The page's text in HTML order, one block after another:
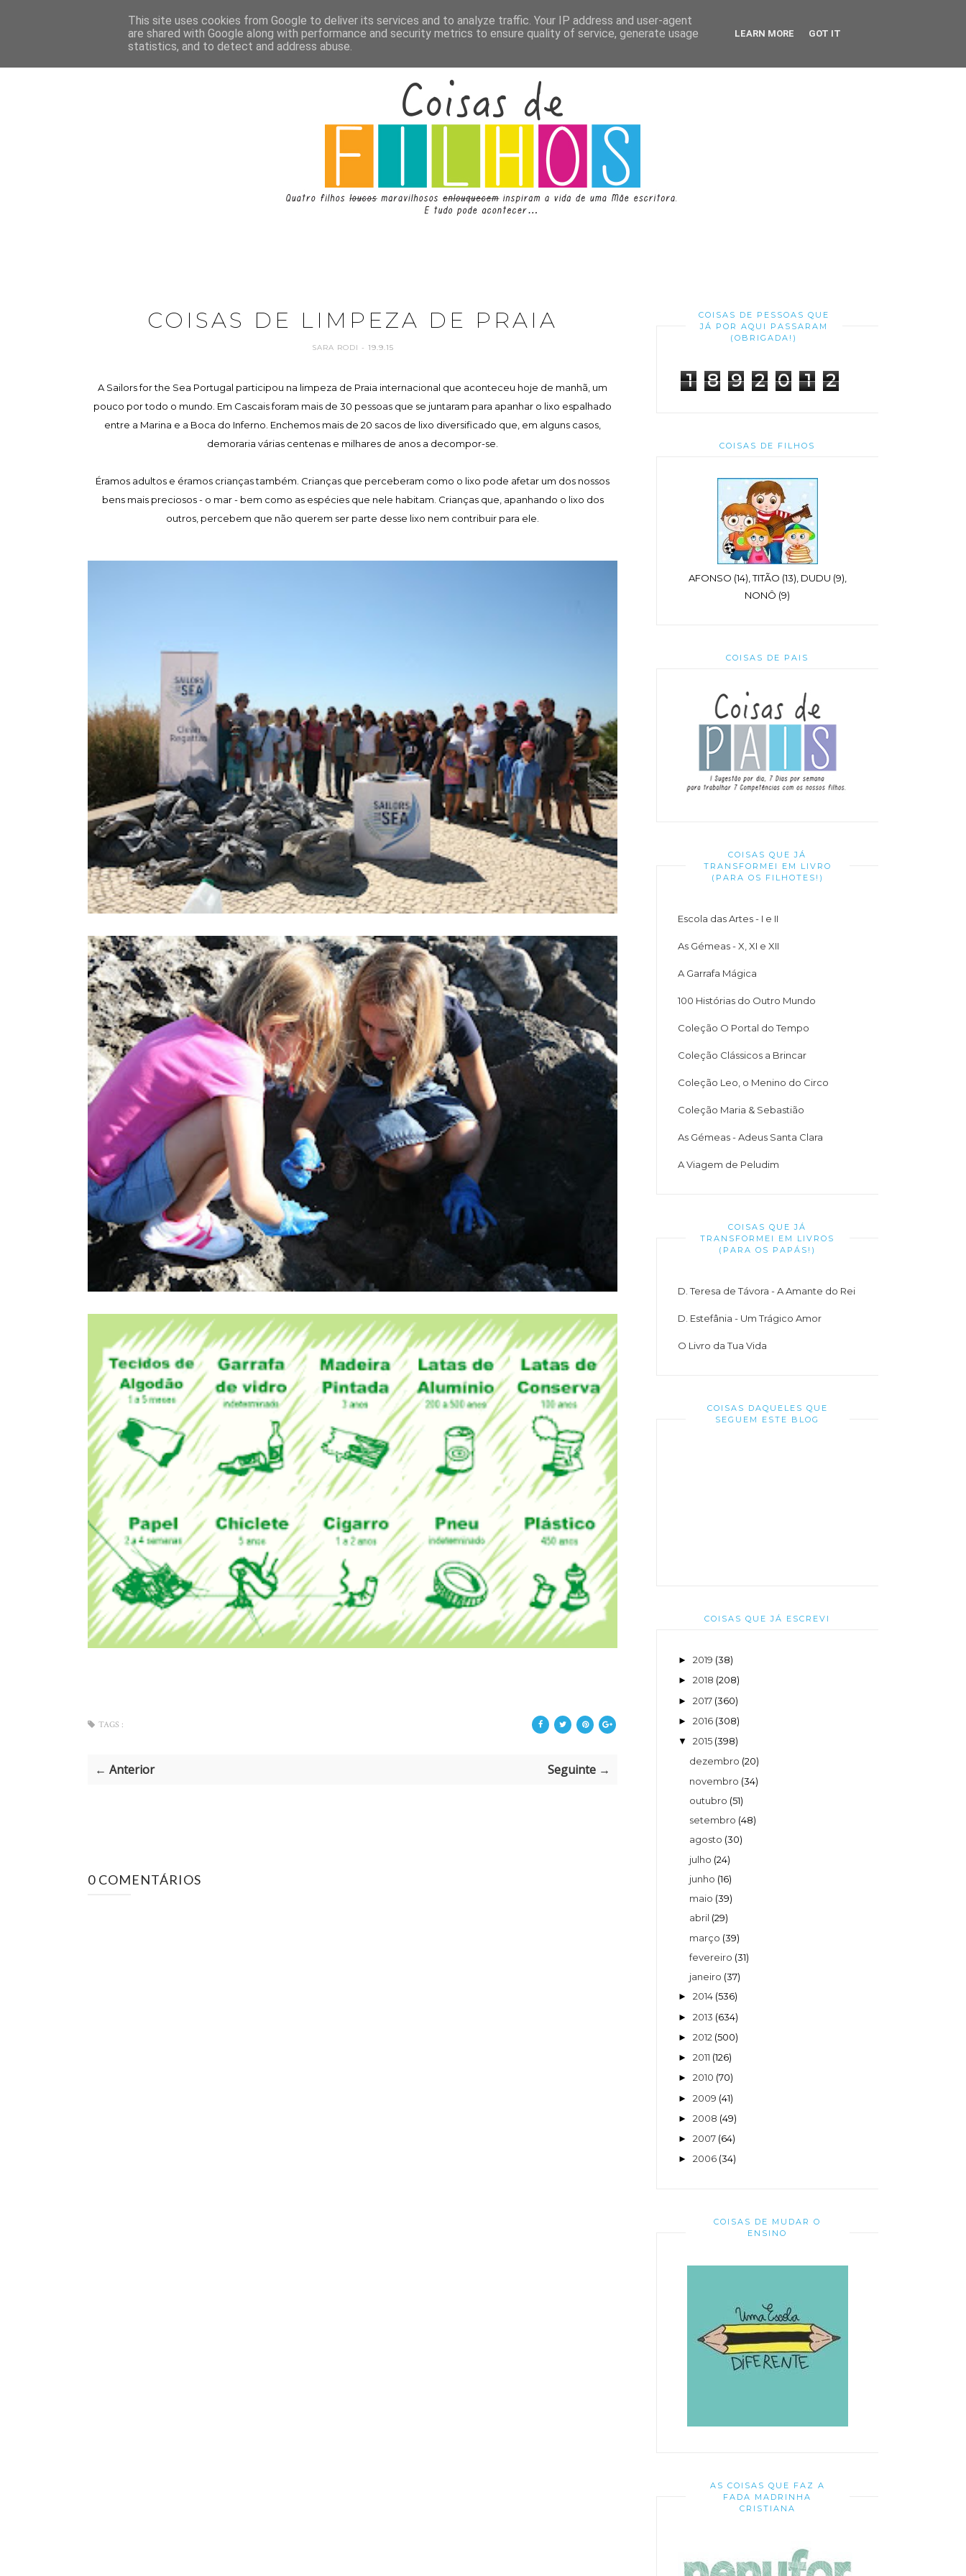
COISAS DE LIMPEZA DE PRAIA
SARA RODI - 19.9.15
A Sailors for the Sea Portugal participou na limpeza de Praia internacional que aconteceu hoje de manhã, um
pouco por todo o mundo. Em Cascais foram mais de 30 pessoas que se juntaram para apanhar o lixo espalhado
entre a Marina e a Boca do Inferno. Enchemos mais de 20 sacos de lixo diversificado que, em alguns casos,
demoraria várias centenas e milhares de anos a decompor-se.
Éramos adultos e éramos crianças também. Crianças que perceberam como o lixo pode afetar um dos nossos
bens mais preciosos - o mar - bem como as espécies que nele habitam. Crianças que, apanhando o lixo dos
outros, percebem que não querem ser parte desse lixo nem contribuir para ele.
TAGS :
← Anterior Seguinte →
0 COMENTÁRIOS
COISAS DE PESSOAS QUE
JÁ POR AQUI PASSARAM
(OBRIGADA!)
1 8 9 2 0 1 2
COISAS DE FILHOS
AFONSO (14), TITÃO (13), DUDU (9),
NONÔ (9)
COISAS DE PAIS
COISAS QUE JÁ
TRANSFORMEI EM LIVRO
(PARA OS FILHOTES!)
Escola das Artes - I e II
As Gémeas - X, XI e XII
A Garrafa Mágica
100 Histórias do Outro Mundo
Coleção O Portal do Tempo
Coleção Clássicos a Brincar
Coleção Leo, o Menino do Circo
Coleção Maria & Sebastião
As Gémeas - Adeus Santa Clara
A Viagem de Peludim
COISAS QUE JÁ
TRANSFORMEI EM LIVROS
(PARA OS PAPÁS!)
D. Teresa de Távora - A Amante do Rei
D. Estefânia - Um Trágico Amor
O Livro da Tua Vida
COISAS DAQUELES QUE
SEGUEM ESTE BLOG
COISAS QUE JÁ ESCREVI
► 2019 (38)
► 2018 (208)
► 2017 (360)
► 2016 (308)
▼ 2015 (398)
dezembro (20)
novembro (34)
outubro (51)
setembro (48)
agosto (30)
julho (24)
junho (16)
maio (39)
abril (29)
março (39)
fevereiro (31)
janeiro (37)
► 2014 (536)
► 2013 (634)
► 2012 (500)
► 2011 (126)
► 2010 (70)
► 2009 (41)
► 2008 (49)
► 2007 (64)
► 2006 (34)
COISAS DE MUDAR O
ENSINO
AS COISAS QUE FAZ A
FADA MADRINHA
CRISTIANA
This site uses cookies from Google to deliver its services and to analyze traffic. Your IP address and user-agent
are shared with Google along with performance and security metrics to ensure quality of service, generate usage
statistics, and to detect and address abuse.
LEARN MORE GOT IT